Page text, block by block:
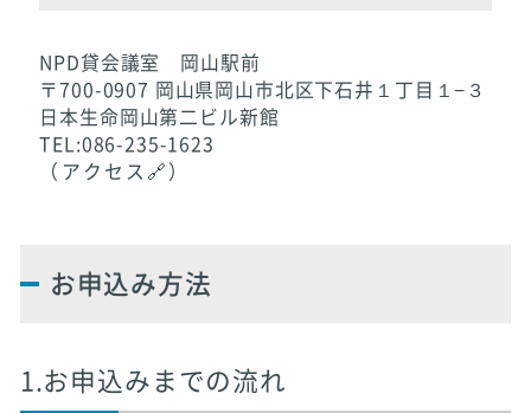
NPD貸会議室 岡山駅前
〒700-0907 岡山県岡山市北区下石井１丁目１−３
日本生命岡山第二ビル新館
TEL:086-235-1623
（アクセス🔗）
お申込み方法
1.お申込みまでの流れ